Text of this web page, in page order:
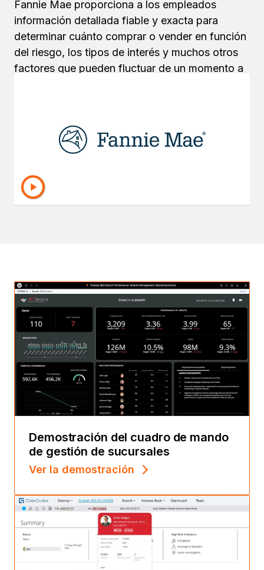
Fannie Mae proporciona a los empleados
información detallada fiable y exacta para
determinar cuánto comprar o vender en función
del riesgo, los tipos de interés y muchos otros
factores que pueden fluctuar de un momento a
que estos puedan tomar decisiones
empresariales día a día y mantengan la liquidez
Más información sobre el caso práctico
de Fannie Mae en su sesión mundial
Demostración del cuadro de mando
de gestión de sucursales
Ver la demostración